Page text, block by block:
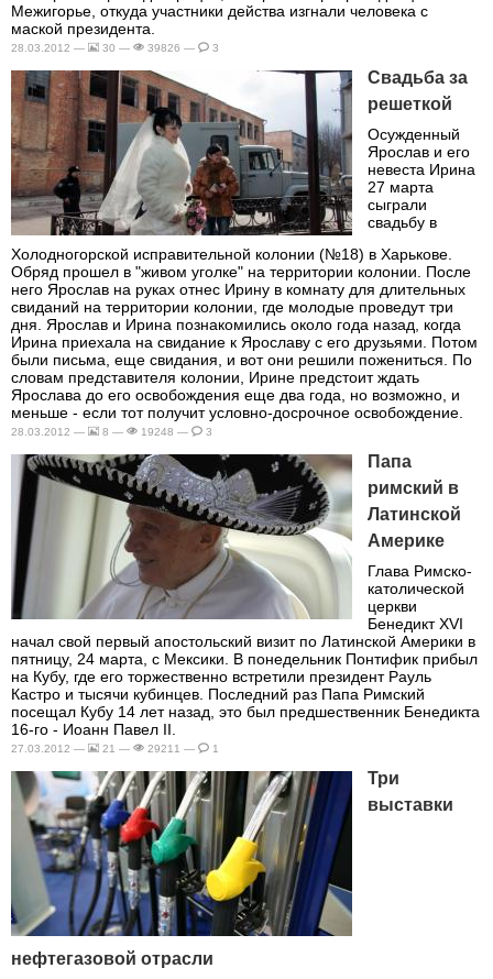
Межигорье, откуда участники действа изгнали человека с
маской президента.
28.03.2012 — 30 — 39826 — 3
Свадьба за
решеткой
Осужденный
Ярослав и его
невеста Ирина
27 марта
сыграли
свадьбу в
Холодногорской исправительной колонии (№18) в Харькове.
Обряд прошел в "живом уголке" на территории колонии. После
него Ярослав на руках отнес Ирину в комнату для длительных
свиданий на территории колонии, где молодые проведут три
дня. Ярослав и Ирина познакомились около года назад, когда
Ирина приехала на свидание к Ярославу с его друзьями. Потом
были письма, еще свидания, и вот они решили пожениться. По
словам представителя колонии, Ирине предстоит ждать
Ярослава до его освобождения еще два года, но возможно, и
меньше - если тот получит условно-досрочное освобождение.
28.03.2012 — 8 — 19248 — 3
Папа
римский в
Латинской
Америке
Глава Римско-
католической
церкви
Бенедикт XVI
начал свой первый апостольский визит по Латинской Америки в
пятницу, 24 марта, с Мексики. В понедельник Понтифик прибыл
на Кубу, где его торжественно встретили президент Рауль
Кастро и тысячи кубинцев. Последний раз Папа Римский
посещал Кубу 14 лет назад, это был предшественник Бенедикта
16-го - Иоанн Павел II.
27.03.2012 — 21 — 29211 — 1
Три
выставки
нефтегазовой отрасли